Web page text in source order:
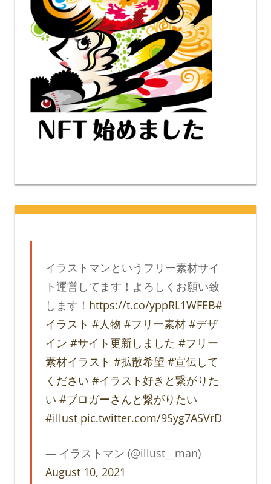
イラストマンというフリー素材サイ
ト運営してます！よろしくお願い致
します！ https://t.co/yppRL1WFEB#
イラスト #人物 #フリー素材 #デザ
イン #サイト更新しました #フリー
素材イラスト #拡散希望 #宣伝して
ください #イラスト好きと繋がりた
い #ブロガーさんと繋がりたい
#illust pic.twitter.com/9Syg7ASVrD
— イラストマン (@illust__man)
August 10, 2021